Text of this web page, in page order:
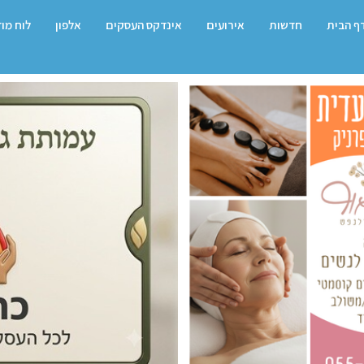
הבית חדשות אירועים אינדקס העסקים אלפון לוח